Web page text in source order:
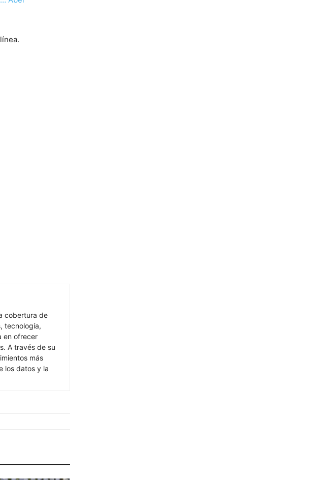
cobertura de
tecnología,
en ofrecer
A través de su
más
los datos y la